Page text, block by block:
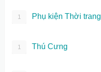
1 Phụ kiện Thời trang
1 Thú Cưng